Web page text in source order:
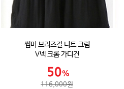
썸머 브리즈걸 니트 크림
V넥 크롭 가디건
116,000원